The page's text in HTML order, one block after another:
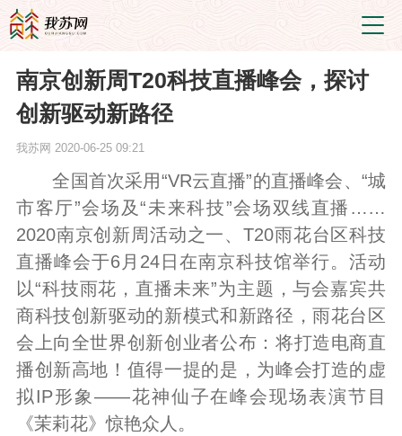
南京创新周T20科技直播峰会，探讨
创新驱动新路径
我苏网 2020-06-25 09:21
全国首次采用“VR云直播”的直播峰会、“城
市客厅”会场及“未来科技”会场双线直播……
2020南京创新周活动之一、T20雨花台区科技
直播峰会于6月24日在南京科技馆举行。活动
以“科技雨花，直播未来”为主题，与会嘉宾共
商科技创新驱动的新模式和新路径，雨花台区
会上向全世界创新创业者公布：将打造电商直
播创新高地！值得一提的是，为峰会打造的虚
拟IP形象——花神仙子在峰会现场表演节目
《茉莉花》惊艳众人。